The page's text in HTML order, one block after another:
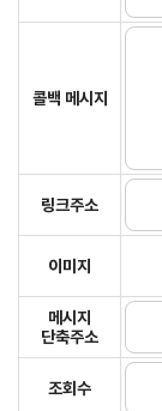
콜백 메시지
링크주소
이미지
메시지
단축주소
조회수